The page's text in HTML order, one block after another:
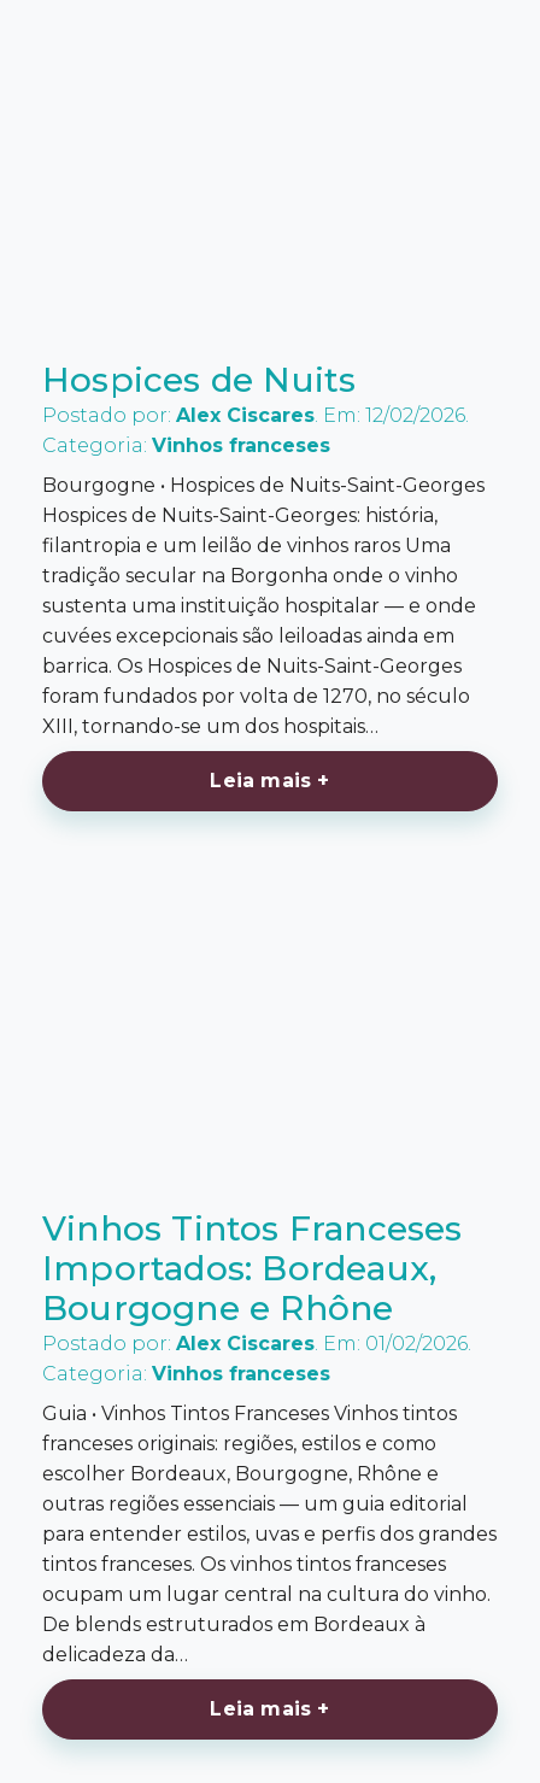
Hospices de Nuits
Postado por: Alex Ciscares. Em: 12/02/2026.
Categoria: Vinhos franceses
Bourgogne • Hospices de Nuits-Saint-Georges
Hospices de Nuits-Saint-Georges: história,
filantropia e um leilão de vinhos raros Uma
tradição secular na Borgonha onde o vinho
sustenta uma instituição hospitalar — e onde
cuvées excepcionais são leiloadas ainda em
barrica. Os Hospices de Nuits-Saint-Georges
foram fundados por volta de 1270, no século
XIII, tornando-se um dos hospitais…
Leia mais +
Vinhos Tintos Franceses
Importados: Bordeaux,
Bourgogne e Rhône
Postado por: Alex Ciscares. Em: 01/02/2026.
Categoria: Vinhos franceses
Guia • Vinhos Tintos Franceses Vinhos tintos
franceses originais: regiões, estilos e como
escolher Bordeaux, Bourgogne, Rhône e
outras regiões essenciais — um guia editorial
para entender estilos, uvas e perfis dos grandes
tintos franceses. Os vinhos tintos franceses
ocupam um lugar central na cultura do vinho.
De blends estruturados em Bordeaux à
delicadeza da…
Leia mais +